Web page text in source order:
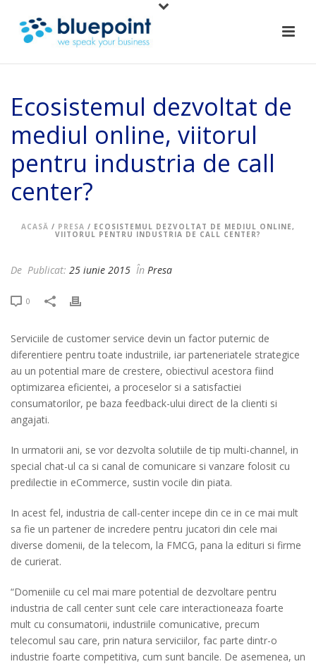
Ecosistemul dezvoltat de
mediul online, viitorul
pentru industria de call
center?
ACASĂ / PRESA / ECOSISTEMUL DEZVOLTAT DE MEDIUL ONLINE,
VIITORUL PENTRU INDUSTRIA DE CALL CENTER?
De Publicat: 25 iunie 2015 În Presa
0
Serviciile de customer service devin un factor puternic de
diferentiere pentru toate industriile, iar parteneriatele strategice
au un potential mare de crestere, obiectivul acestora fiind
optimizarea eficientei, a proceselor si a satisfactiei
consumatorilor, pe baza feedback-ului direct de la clienti si
angajati.
In urmatorii ani, se vor dezvolta solutiile de tip multi-channel, in
special chat-ul ca si canal de comunicare si vanzare folosit cu
predilectie in eCommerce, sustin vocile din piata.
In acest fel, industria de call-center incepe din ce in ce mai mult
sa fie un partener de incredere pentru jucatori din cele mai
diverse domenii, de la telecom, la FMCG, pana la edituri si firme
de curierat.
“Domeniile cu cel mai mare potential de dezvoltare pentru
industria de call center sunt cele care interactioneaza foarte
mult cu consumatorii, industriile comunicative, precum
telecomul sau care, prin natura serviciilor, fac parte dintr-o
industrie foarte competitiva, cum sunt bancile. De asemenea, un